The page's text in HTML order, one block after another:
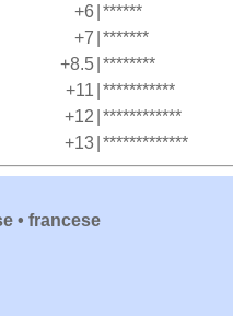
+6 ******
+7 *******
+8.5 ********
+11 ***********
+12 ************
+13 *************
• francese